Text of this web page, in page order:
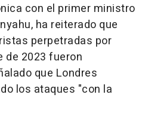
con el primer ministro
ha reiterado que
perpetradas por
de 2023 fueron
que Londres
los ataques "con la